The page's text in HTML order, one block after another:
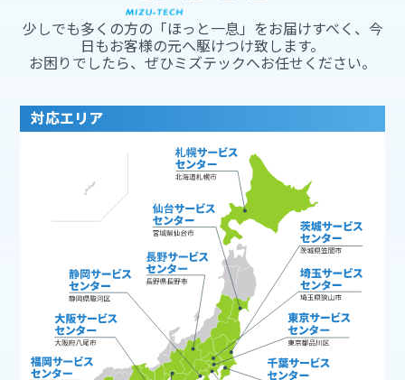
少しでも多くの方の「ほっと一息」をお届けすべく、今
日もお客様の元へ駆けつけ致します。
お困りでしたら、ぜひミズテックへお任せください。
対応エリア